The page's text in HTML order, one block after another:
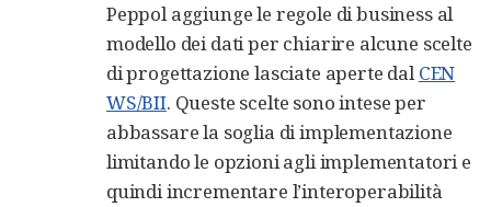
Peppol aggiunge le regole di business al
modello dei dati per chiarire alcune scelte
di progettazione lasciate aperte dalCEN
WS/BII. Queste scelte sono intese per
abbassare la soglia di implementazione
limitando le opzioni agli implementatori e
quindi incrementare l’interoperabilità